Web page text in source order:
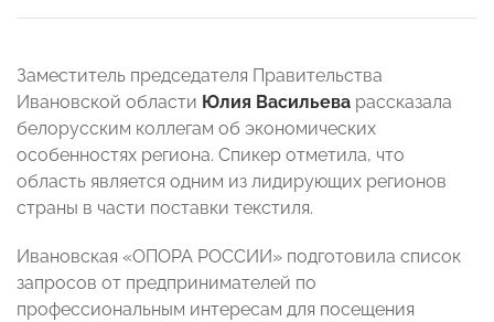
Заместитель председателя Правительства
Ивановской области Юлия Васильева рассказала
белорусским коллегам об экономических
особенностях региона. Спикер отметила, что
область является одним из лидирующих регионов
страны в части поставки текстиля.
Ивановская «ОПОРА РОССИИ» подготовила список
запросов от предпринимателей по
профессиональным интересам для посещения